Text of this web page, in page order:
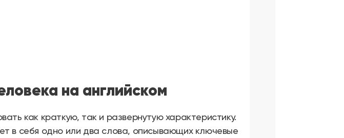
на английском
как краткую, так и развернутую характеристику.
в себя одно или два слова, описывающих ключевые